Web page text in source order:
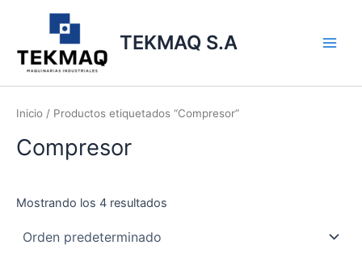
contenido
TEKMAQ S.A
Inicio / Productos etiquetados “Compresor”
Compresor
Mostrando los 4 resultados